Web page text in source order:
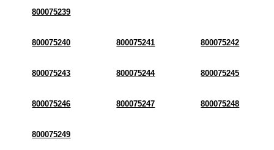
800075239
800075240 800075241 800075242
800075243 800075244 800075245
800075246 800075247 800075248
800075249